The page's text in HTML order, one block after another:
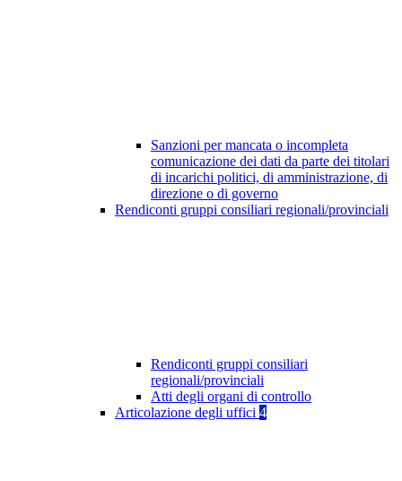
Sanzioni per mancata o incompleta
comunicazione dei dati da parte dei titolari
di incarichi politici, di amministrazione, di
direzione o di governo
Rendiconti gruppi consiliari regionali/provinciali
Rendiconti gruppi consiliari
regionali/provinciali
Atti degli organi di controllo
Articolazione degli uffici 4